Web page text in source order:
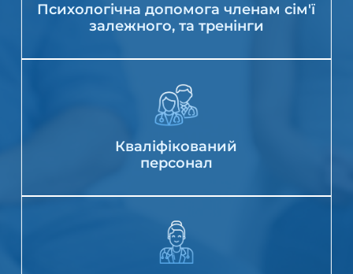
Психологічна допомога членам сім'ї
залежного, та тренінги
Кваліфікований
персонал